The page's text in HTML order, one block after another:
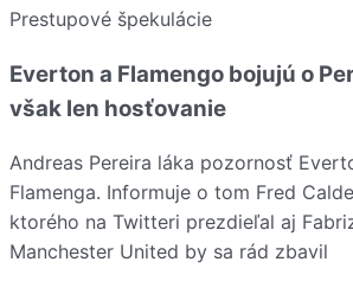
Prestupové špekulácie
Everton a Flamengo bojujú o
však len hosťovanie
Andreas Pereira láka pozornosť
Flamenga. Informuje o tom Fred
ktorého na Twitteri prezdieľal aj
Manchester United by sa rád zbavil